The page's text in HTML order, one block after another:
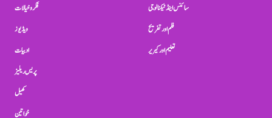
فکر و خیالات
ویڈیوز
ادبیات
پریس ریلیز
کھیل
خواتین
سائنس اینڈ ٹیکنالوجی
فلم اور تفریح
تعلیم اور کیریر